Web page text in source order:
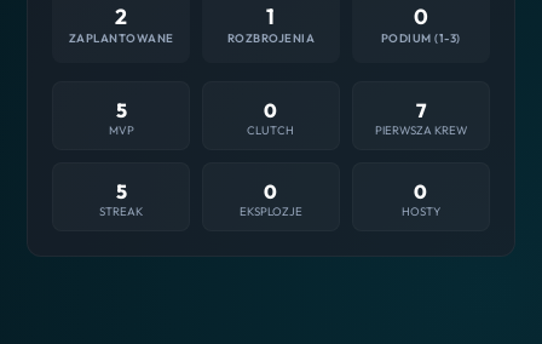
2
ZAPLANTOWANE
1
ROZBROJENIA
0
PODIUM (1-3)
5
MVP
0
CLUTCH
7
PIERWSZA KREW
5
STREAK
0
EKSPLOZJE
0
HOSTY